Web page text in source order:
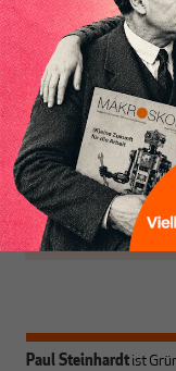
Dabei leben wir
unseren Autoren,
Recherchen,
und ihrem
Gemeinsam
aus den schmaler
werdenden
des Denkens aus.
Paul Steinhardt ist